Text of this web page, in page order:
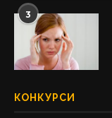
3
КОНКУРСИ